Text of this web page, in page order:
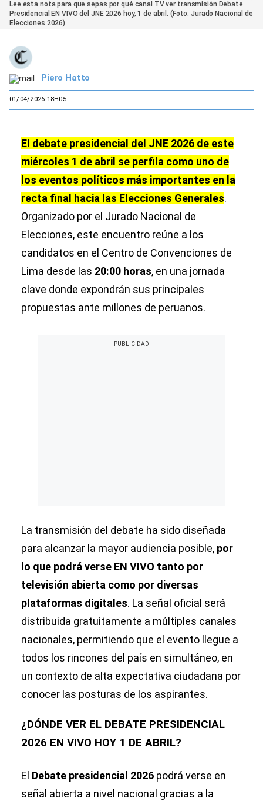
Lee esta nota para que sepas por qué canal TV ver transmisión Debate
Presidencial EN VIVO del JNE 2026 hoy, 1 de abril. (Foto: Jurado Nacional de
Elecciones 2026)
Piero Hatto
01/04/2026 18H05
El debate presidencial del JNE 2026 de este
miércoles 1 de abril se perfila como uno de
los eventos políticos más importantes en la
recta final hacia las Elecciones Generales.
Organizado por el Jurado Nacional de
Elecciones, este encuentro reúne a los
candidatos en el Centro de Convenciones de
Lima desde las 20:00 horas, en una jornada
clave donde expondrán sus principales
propuestas ante millones de peruanos.
La transmisión del debate ha sido diseñada
para alcanzar la mayor audiencia posible, por
lo que podrá verse EN VIVO tanto por
televisión abierta como por diversas
plataformas digitales. La señal oficial será
distribuida gratuitamente a múltiples canales
nacionales, permitiendo que el evento llegue a
todos los rincones del país en simultáneo, en
un contexto de alta expectativa ciudadana por
conocer las posturas de los aspirantes.
¿DÓNDE VER EL DEBATE PRESIDENCIAL
2026 EN VIVO HOY 1 DE ABRIL?
El Debate presidencial 2026 podrá verse en
señal abierta a nivel nacional gracias a la